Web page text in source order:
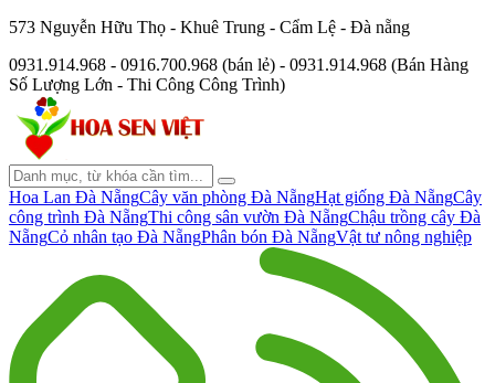
573 Nguyễn Hữu Thọ - Khuê Trung - Cẩm Lệ - Đà nẵng
0931.914.968 - 0916.700.968 (bán lẻ) - 0931.914.968 (Bán Hàng
Số Lượng Lớn - Thi Công Công Trình)
Hoa Lan Đà NẵngCây văn phòng Đà NẵngHạt giống Đà NẵngCây
công trình Đà NẵngThi công sân vườn Đà NẵngChậu trồng cây Đà
NẵngCỏ nhân tạo Đà NẵngPhân bón Đà NẵngVật tư nông nghiệp